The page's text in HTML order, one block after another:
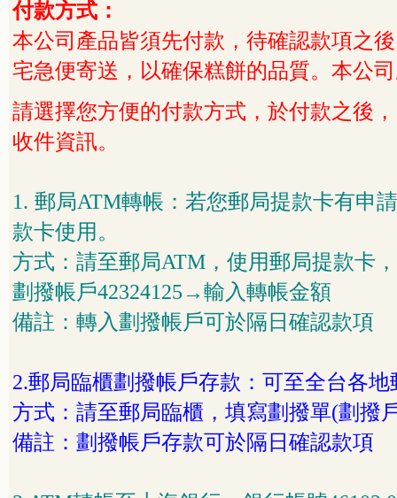
付款方式：
本公司產品皆須先付款，待確認款項之
宅急便寄送，以確保糕餅的品質。本公
請選擇您方便的付款方式，於付款之後
收件資訊。
1. 郵局ATM轉帳：若您郵局提款卡有申
款卡使用。
方式：請至郵局ATM ，使用郵局提款
劃撥帳戶42324125→輸入轉帳金額
備註：轉入劃撥帳戶可於隔日確認款項
2.郵局臨櫃劃撥帳戶存款：可至全台各地
方式：請至郵局臨櫃，填寫劃撥單(劃撥
備註：劃撥帳戶存款可於隔日確認款項